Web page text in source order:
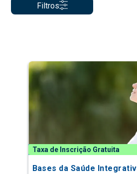
Filtros
Taxa de Inscrição Gratuita
Bases da Saúde